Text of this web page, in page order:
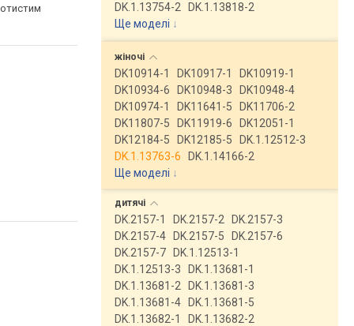
DK.1.13754-2
DK.1.13818-2
Ще моделі ↓
жіночі
DK10914-1 DK10917-1
DK10919-1
DK10934-6
DK10948-3
DK10948-4
DK10974-1
DK11641-5
DK11706-2
DK11807-5
DK11919-6
DK12051-1
DK12184-5
DK12185-5
DK.1.12512-3
DK.1.13763-6
DK.1.14166-2
Ще моделі ↓
дитячі
DK.2157-1 DK.2157-2
DK.2157-3
DK.2157-4
DK.2157-5
DK.2157-6
DK.2157-7
DK.1.12513-1
DK.1.12513-3
DK.1.13681-1
DK.1.13681-2
DK.1.13681-3
DK.1.13681-4
DK.1.13681-5
DK.1.13682-1
DK.1.13682-2